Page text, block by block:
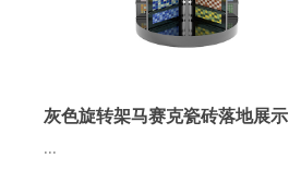
灰色旋转架马赛克瓷砖落地展示
...